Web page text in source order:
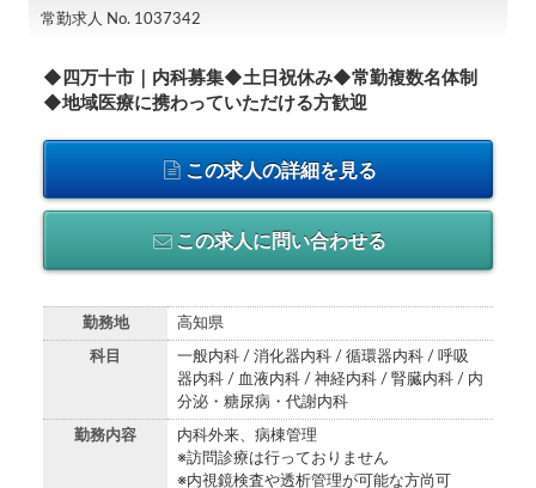
常勤求人 No. 1037342
◆四万十市｜内科募集◆土日祝休み◆常勤複数名体制
◆地域医療に携わっていただける方歓迎
この求人の詳細を見る
この求人に問い合わせる
勤務地 高知県
科目
一般内科 / 消化器内科 / 循環器内科 / 呼吸
器内科 / 血液内科 / 神経内科 / 腎臓内科 / 内
分泌・糖尿病・代謝内科
勤務内容
内科外来、病棟管理
※訪問診療は行っておりません
※内視鏡検査や透析管理が可能な方尚可